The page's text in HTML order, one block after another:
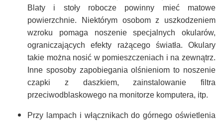
Blaty i stoły robocze powinny mieć matowe
powierzchnie. Niektórym osobom z uszkodzeniem
wzroku pomaga noszenie specjalnych okularów,
ograniczających efekty rażącego światła. Okulary
takie można nosić w pomieszczeniach i na zewnątrz.
Inne sposoby zapobiegania olśnieniom to noszenie
czapki z daszkiem, zainstalowanie filtra
przeciwodblaskowego na monitorze komputera, itp.
Przy lampach i włącznikach do górnego oświetlenia